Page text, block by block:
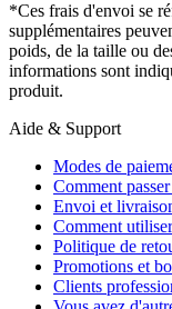
*Ces frais d'envoi se
supplémentaires
poids, de la taille ou
informations sont
produit.
Aide & Support
Modes de
Comment
Envoi et
Comment
Politique de
Promotions et
Clients